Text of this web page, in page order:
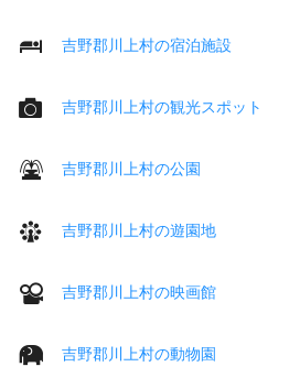
吉野郡川上村の宿泊施設
吉野郡川上村の観光スポット
吉野郡川上村の公園
吉野郡川上村の遊園地
吉野郡川上村の映画館
吉野郡川上村の動物園